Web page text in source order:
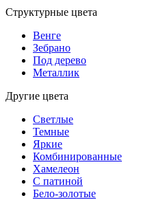
Структурные цвета
Венге
Зебрано
Под дерево
Металлик
Другие цвета
Светлые
Темные
Яркие
Комбинированные
Хамелеон
С патиной
Бело-золотые